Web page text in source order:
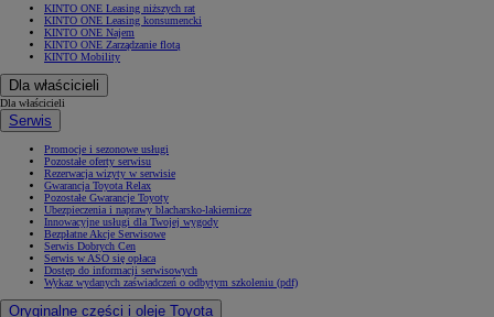
KINTO ONE Leasing niższych rat
KINTO ONE Leasing konsumencki
KINTO ONE Najem
KINTO ONE Zarządzanie flotą
KINTO Mobility
Dla właścicieli
Dla właścicieli
Serwis
Promocje i sezonowe usługi
Pozostałe oferty serwisu
Rezerwacja wizyty w serwisie
Gwarancja Toyota Relax
Pozostałe Gwarancje Toyoty
Ubezpieczenia i naprawy blacharsko-lakiernicze
Innowacyjne usługi dla Twojej wygody
Bezpłatne Akcje Serwisowe
Serwis Dobrych Cen
Serwis w ASO się opłaca
Dostęp do informacji serwisowych
Wykaz wydanych zaświadczeń o odbytym szkoleniu (pdf)
Oryginalne części i oleje Toyota